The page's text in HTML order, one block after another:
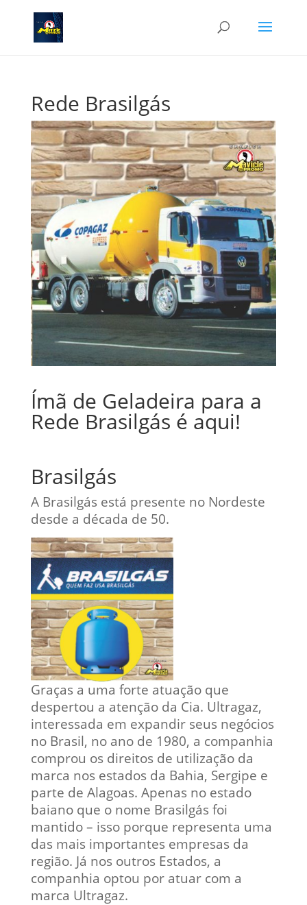
Rede Brasilgás
Ímã de Geladeira para a
Rede Brasilgás é aqui!
Brasilgás
A Brasilgás está presente no Nordeste
desde a década de 50.
Graças a uma forte atuação que
despertou a atenção da Cia. Ultragaz,
interessada em expandir seus negócios
no Brasil, no ano de 1980, a companhia
comprou os direitos de utilização da
marca nos estados da Bahia, Sergipe e
parte de Alagoas. Apenas no estado
baiano que o nome Brasilgás foi
mantido – isso porque representa uma
das mais importantes empresas da
região. Já nos outros Estados, a
companhia optou por atuar com a
marca Ultragaz.